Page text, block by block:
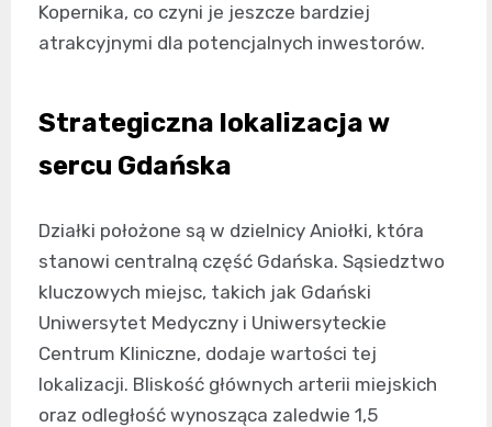
Kopernika, co czyni je jeszcze bardziej
atrakcyjnymi dla potencjalnych inwestorów.
Strategiczna lokalizacja w
sercu Gdańska
Działki położone są w dzielnicy Aniołki, która
stanowi centralną część Gdańska. Sąsiedztwo
kluczowych miejsc, takich jak Gdański
Uniwersytet Medyczny i Uniwersyteckie
Centrum Kliniczne, dodaje wartości tej
lokalizacji. Bliskość głównych arterii miejskich
oraz odległość wynosząca zaledwie 1,5